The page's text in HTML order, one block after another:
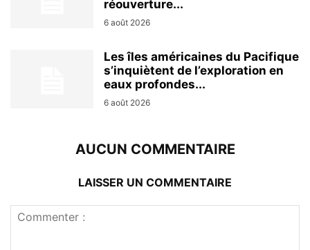
réouverture...
6 août 2026
Les îles américaines du Pacifique
s’inquiètent de l’exploration en
eaux profondes...
6 août 2026
AUCUN COMMENTAIRE
LAISSER UN COMMENTAIRE